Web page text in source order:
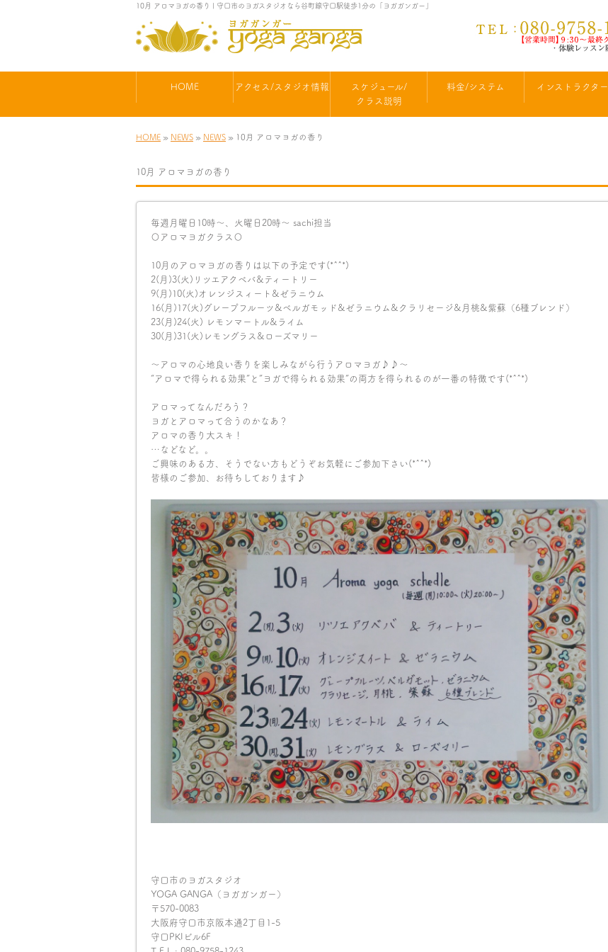
10月 アロマヨガの香り | 守口市のヨガスタジオなら谷町線守口駅徒歩1分の「ヨガガンガー」
HOME アクセス/スタジオ情報
スケジュール/
クラス説明
料金/システム インストラクター
HOME » NEWS » NEWS » 10月 アロマヨガの香り
10月 アロマヨガの香り
毎週月曜日10時〜、火曜日20時〜 sachi担当
〇アロマヨガクラス〇
10月のアロマヨガの香りは以下の予定です(*^^*)
2(月)3(火)リツエアクベバ&ティートリー
9(月)10(火)オレンジスィート&ゼラニウム
16(月)17(火)グレープフルーツ&ベルガモッド&ゼラニウム&クラリセージ&月桃&紫蘇（6種ブレンド）
23(月)24(火) レモンマートル&ライム
30(月)31(火)レモングラス&ローズマリー
～アロマの心地良い香りを楽しみながら行うアロマヨガ♪♪～
“アロマで得られる効果”と”ヨガで得られる効果”の両方を得られるのが一番の特徴です(*^^*)
アロマってなんだろう？
ヨガとアロマって合うのかなあ？
アロマの香り大スキ！
…などなど。。
ご興味のある方、そうでない方もどうぞお気軽にご参加下さい(*^^*)
皆様のご参加、お待ちしております♪
守口市のヨガスタジオ
YOGA GANGA（ヨガガンガー）
〒570-0083
大阪府守口市京阪本通2丁目1-5
守口PKIビル6F